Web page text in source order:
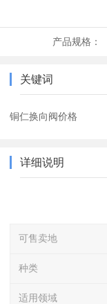
产品规格：
关键词
铜仁换向阀价格
详细说明
可售卖地
种类
适用领域